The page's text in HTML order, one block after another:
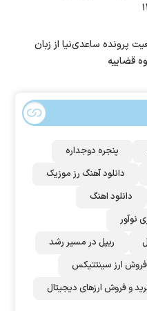
پرونده ساعدی‌نیا از زبان
قضاییه
پنجره دوجداره
دانلود آهنگ رز‌ موزیک
دانلود اهنگ
نوآور
ریپل در مسیر رشد
ارز سینتتیکس
و فروش ارزهای دیجیتال